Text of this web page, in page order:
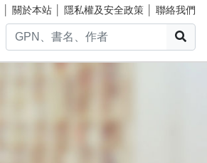
關於本站 隱私權及安全政策 聯絡我們